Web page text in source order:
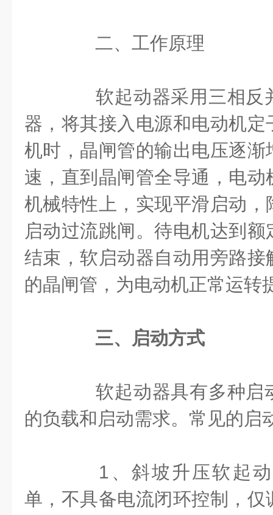
二、工作原理
软起动器采用三相反
器，将其接入电源和电动机
机时，晶闸管的输出电压逐
速，直到晶闸管全导通，电
机械特性上，实现平滑启动
启动过流跳闸。待电机达到
结束，软启动器自动用旁路
的晶闸管，为电动机正常运转
三、启动方式
软起动器具有多种启
的负载和启动需求。常见的启
1、斜坡升压软起动
单，不具备电流闭环控制，